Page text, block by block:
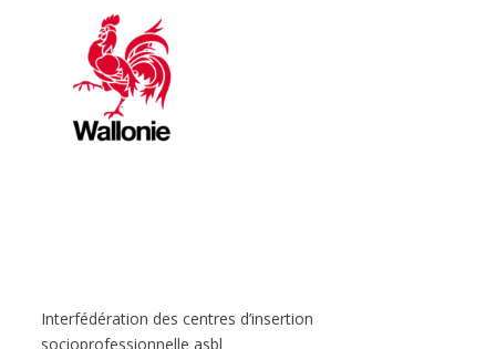
Interfédération des centres d’insertion
socioprofessionnelle asbl